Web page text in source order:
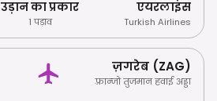
उड़ान का प्रकार
1 पड़ाव
एयरलाइंस
Turkish Airlines
ज़गरेब (ZAG)
फ़्रान्जो तुजमान हवाई अड्डा